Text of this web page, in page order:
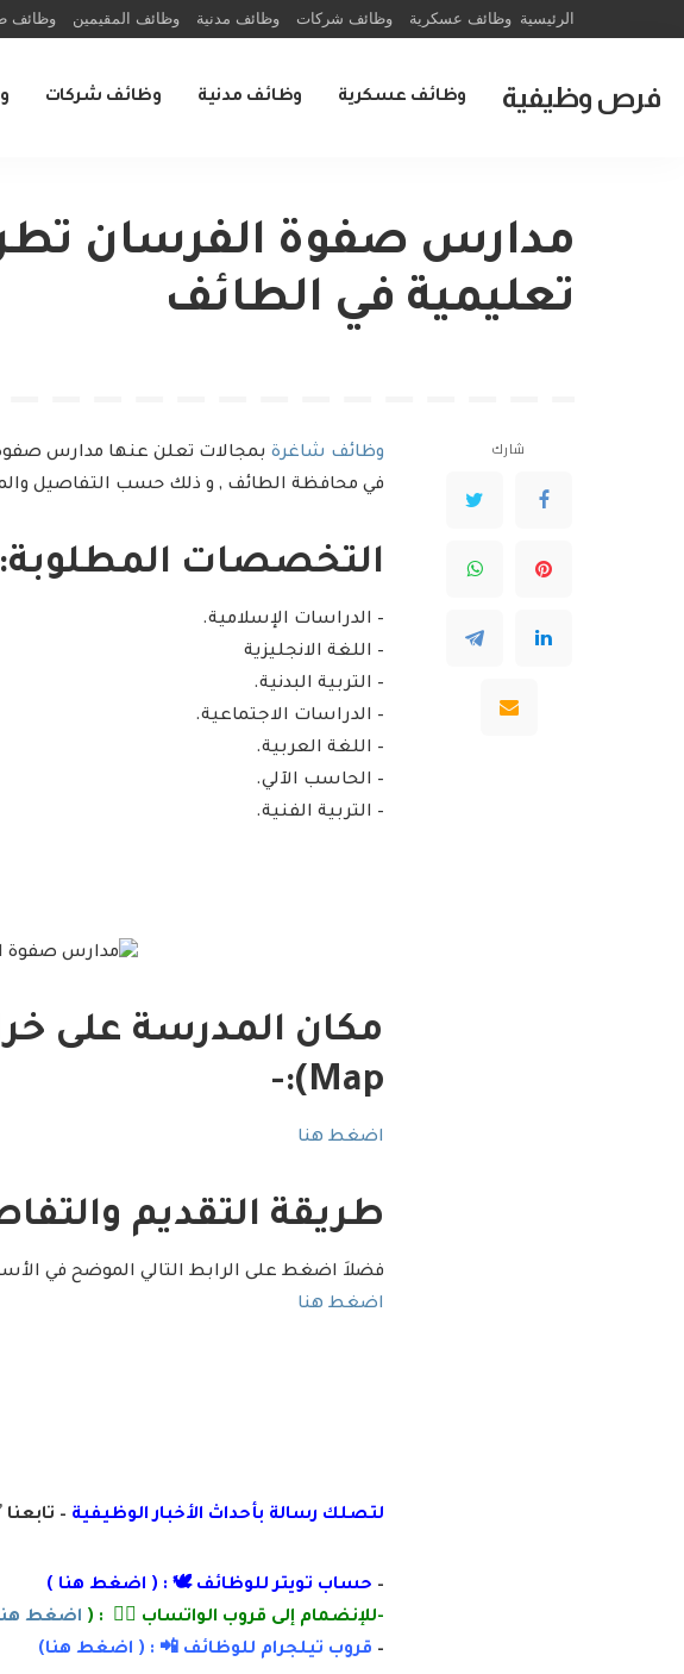
الرئيسية وظائف عسكرية وظائف شركات وظائف مدنية وظائف المقيمين وظائف
فرص وظيفية وظائف عسكرية وظائف مدنية وظائف شركات
مدارس صفوة الفرسان
تعليمية في الطائف
شارك وظائف شاغرة
في محافظة الطائف , و ذلك حسب التفاصيل
التخصصات
– الدراسات الإسلامية.
– اللغة الانجليزية
– التربية البدنية.
– الدراسات الاجتماعية.
– اللغة العربية.
– الحاسب الآلي.
– التربية الفنية.
Map):-
اضغط هنا
طريقة التقديم
فضلاَ اضغط على الرابط التالي الموضح في
اضغط هنا
لتصلك رسالة بأحداث الأخبار الوظيفية – تابعنا
– حساب تويتر للوظائف 🕊 : ( اضغط هنا )
-للإنضمام إلى قروب الواتساب 👌🏽 : ( اضغط
– قروب تيلجرام للوظائف 📲 : ( اضغط هنا)